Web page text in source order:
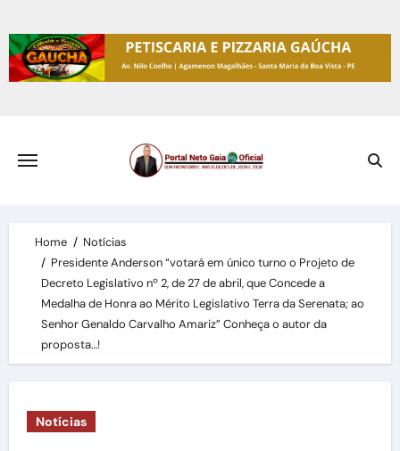
to
content
Home
Notícias
Presidente Anderson “votará em único turno o Projeto de
Decreto Legislativo nº 2, de 27 de abril, que Concede a
Medalha de Honra ao Mérito Legislativo Terra da Serenata; ao
Senhor Genaldo Carvalho Amariz” Conheça o autor da
proposta…!
Notícias